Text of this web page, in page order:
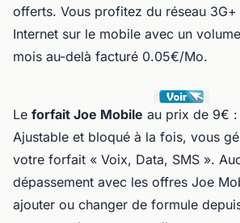
offerts. Vous profitez du réseau
Internet sur le mobile avec un
mois au-delà facturé 0.05€/Mo.
Le forfait Joe Mobile au prix de 9€ :
Ajustable et bloqué à la fois, vous
votre forfait « Voix, Data, SMS ».
dépassement avec les offres Joe
ajouter ou changer de formule